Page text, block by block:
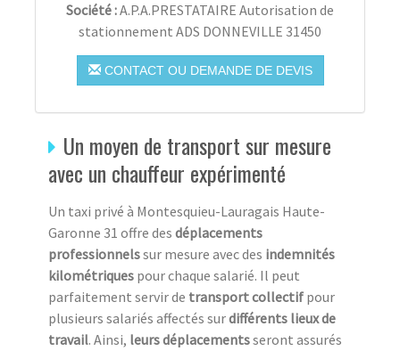
Société :A.P.A.PRESTATAIRE Autorisation de
stationnement ADS DONNEVILLE 31450
CONTACT OU DEMANDE DE DEVIS
Un moyen de transport sur mesure
avec un chauffeur expérimenté
Un taxi privé à Montesquieu-Lauragais Haute-
Garonne 31 offre des déplacements
professionnelssur mesure avec des indemnités
kilométriques pour chaque salarié. Il peut
parfaitement servir de transport collectif pour
plusieurs salariés affectés surdifférents lieux de
travail. Ainsi, leurs déplacementsseront assurés